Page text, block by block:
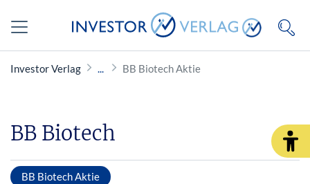
Investor Verlag BB Biotech Aktie
BB Biotech
BB Biotech Aktie